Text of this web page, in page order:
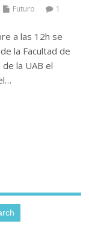
Futuro
1
a las 12h se
la Facultad de
de la UAB el